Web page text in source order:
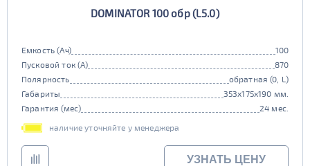
DOMINATOR 100 обр (L5.0)
Емкость (Ач)
100
Пусковой ток (А)
870
Полярность
обратная (0, L)
Габариты
353x175x190 мм.
Гарантия (мес)
24 мес.
наличие уточняйте у менеджера
УЗНАТЬ ЦЕНУ